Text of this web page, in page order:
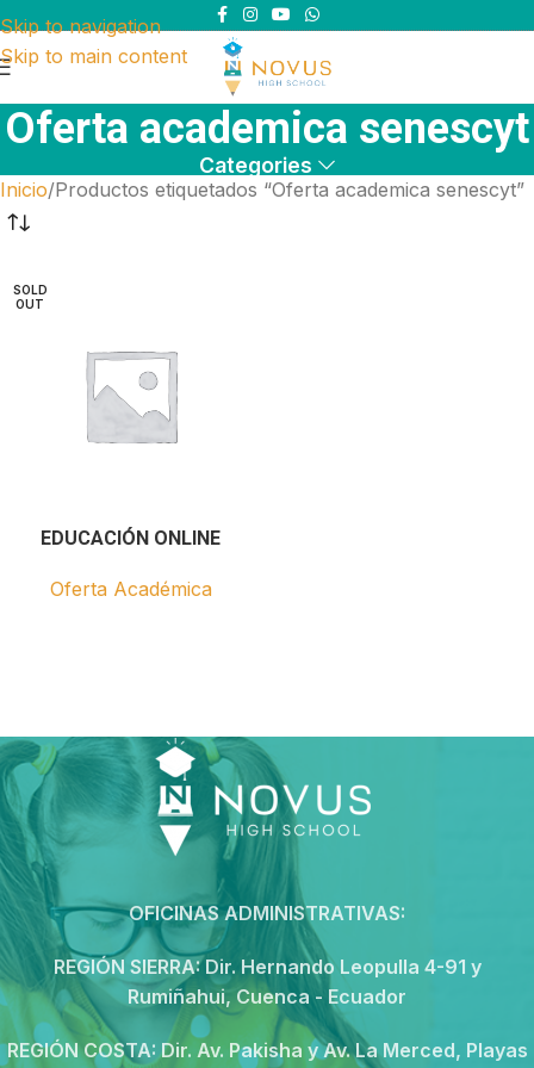
Skip to navigation
Skip to main content
Oferta academica senescyt
Categories
Inicio Productos etiquetados “Oferta academica senescyt”
SOLD
OUT
EDUCACIÓN ONLINE
Oferta Académica
OFICINAS ADMINISTRATIVAS:
REGIÓN SIERRA:Dir. Hernando Leopulla 4-91 y
Rumiñahui, Cuenca - Ecuador
REGIÓN COSTA: Dir. Av. Pakisha y Av. La Merced, Playas